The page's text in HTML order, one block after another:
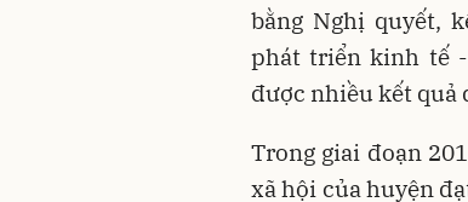
bằng Nghị quyết,
phát triển kinh tế
được nhiều kết quả
Trong giai đoạn
xã hội của huyện